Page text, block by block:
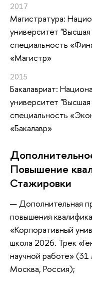
2017
Магистратура:
университет
специальность
«Магистр»
2015
Бакалавриат:
университет
специальность
«Бакалавр»
Повышение
Стажировки
Дополнительная
повышения
«Корпоративный
школа 2026. Трек
научной работе»
Москва, Россия);